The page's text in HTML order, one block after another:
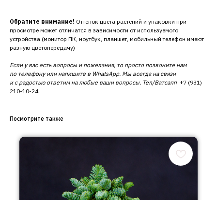
Обратите внимание! Оттенок цвета растений и упаковки при
просмотре может отличатся в зависимости от используемого
устройства (монитор ПК, ноутбук, планшет, мобильный телефон имеют
разную цветопередачу)
Если у вас есть вопросы и пожелания, то просто позвоните нам
по телефону или напишите в WhatsApp. Мы всегда на связи
и с радостью ответим на любые ваши вопросы. Тел/Ватсапп +7 (931)
210-10-24
Посмотрите также